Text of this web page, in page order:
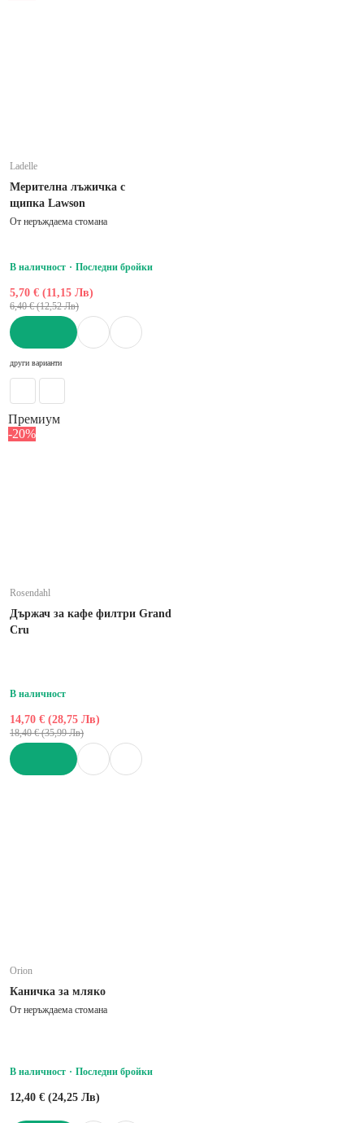
Ladelle
Мерителна лъжичка с
щипка Lawson
От неръждаема стомана
В наличност Последни бройки
5,70 € (11,15 Лв)
6,40 € (12,52 Лв)
други варианти
Премиум
-20%
Rosendahl
Държач за кафе филтри Grand
Cru
В наличност
14,70 € (28,75 Лв)
18,40 € (35,99 Лв)
Orion
Каничка за мляко
От неръждаема стомана
В наличност Последни бройки
12,40 € (24,25 Лв)